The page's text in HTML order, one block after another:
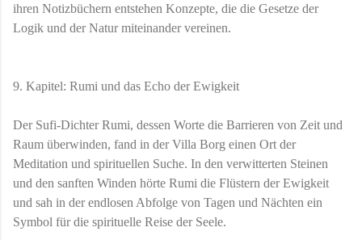
ihren Notizbüchern entstehen Konzepte, die die Gesetze der
Logik und der Natur miteinander vereinen.
9. Kapitel: Rumi und das Echo der Ewigkeit
Der Sufi-Dichter Rumi, dessen Worte die Barrieren von Zeit und
Raum überwinden, fand in der Villa Borg einen Ort der
Meditation und spirituellen Suche. In den verwitterten Steinen
und den sanften Winden hörte Rumi die Flüstern der Ewigkeit
und sah in der endlosen Abfolge von Tagen und Nächten ein
Symbol für die spirituelle Reise der Seele.